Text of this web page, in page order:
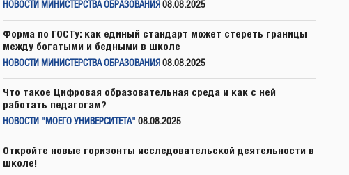
НОВОСТИ МИНИСТЕРСТВА ОБРАЗОВАНИЯ 08.08.2025
Форма по ГОСТу: как единый стандарт может стереть границы
между богатыми и бедными в школе
НОВОСТИ МИНИСТЕРСТВА ОБРАЗОВАНИЯ 08.08.2025
Что такое Цифровая образовательная среда и как с ней
работать педагогам?
НОВОСТИ "МОЕГО УНИВЕРСИТЕТА" 08.08.2025
Откройте новые горизонты исследовательской деятельности в
школе!